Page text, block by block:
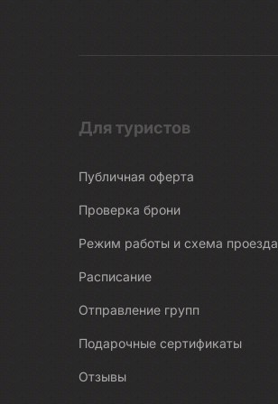
Для туристов
Публичная оферта
Проверка брони
Режим работы и схема проезда
Расписание
Отправление групп
Подарочные сертификаты
Отзывы